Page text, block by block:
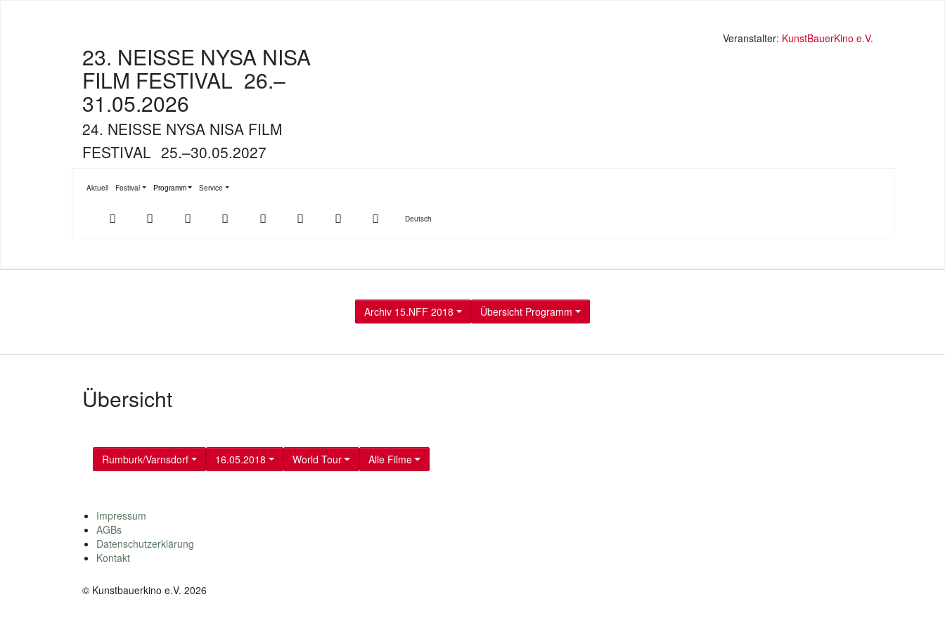
23. NEISSE NYSA NISA
FILM FESTIVAL 26.–
31.05.2026
24. NEISSE NYSA NISA FILM
FESTIVAL 25.–30.05.2027
Veranstalter: KunstBauerKino e.V.
Aktuell Festival
Submenu for "Festival"
Programm
Submenu for "Programm"
Service
Submenu for "Service"
Store
Play
Youtube Facebook Twitter Instagram SucheDeutsch
Archiv 15.NFF 2018 Übersicht Programm
Übersicht
Rumburk/Varnsdorf 16.05.2018 World Tour Alle Filme
Impressum
AGBs
Datenschutzerklärung
Kontakt
© Kunstbauerkino e.V. 2026